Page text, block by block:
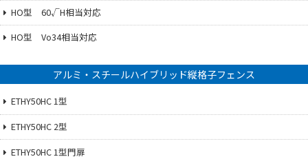
HO型 60√H相当対応
HO型 Vo34相当対応
アルミ・スチールハイブリッド縦格子フェンス
ETHY50HC 1型
ETHY50HC 2型
ETHY50HC 1型門扉